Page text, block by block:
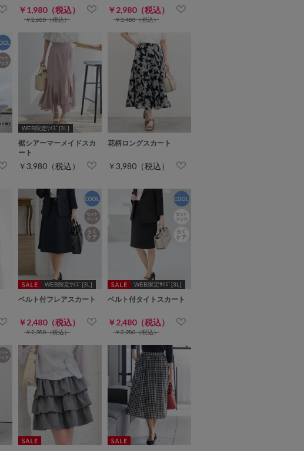
￥1,980（税込）
￥2,680（税込）
￥2,980（税込）
￥3,480（税込）
WEB限定ｻｲｽﾞ[3L]
裾シアーマーメイドスカ
ート
￥3,980（税込）
花柄ロングスカート
￥3,980（税込）
WEB限定ｻｲｽﾞ[3L]
ベルト付フレアスカート
￥2,480（税込）
￥2,980（税込）
WEB限定ｻｲｽﾞ[3L]
ベルト付タイトスカート
￥2,480（税込）
￥2,980（税込）